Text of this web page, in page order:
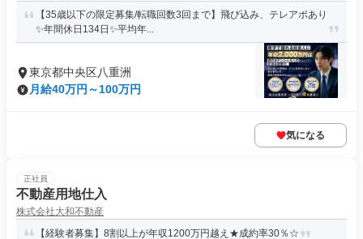
【35歳以下の限定募集/転職回数3回まで】飛び込み、テレアポあり
✨年間休日134日✨平均年...
東京都中央区八重洲
月給40万円～100万円
気になる
正社員
不動産用地仕入
株式会社大和不動産
【経験者募集】8割以上が年収1200万円越え★成約率30％☆